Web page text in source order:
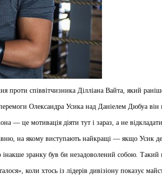
співвітчизника Ділліана Вайта, який
Олександра Усика над Даніелем Дюбуа
— це мотивація діяти тут і зараз, а не
на якому виступають найкращі — якщо Усик
зранку був би незадоволений собою. Такий
коли хтось із лідерів дивізіону показує